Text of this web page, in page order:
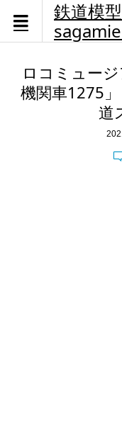
鉄道模
ロコミュー
機関車1275
道